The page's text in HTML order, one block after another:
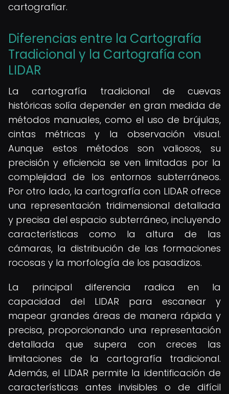
cartografiar.
Diferencias entre la Cartografía
Tradicional y la Cartografía con
LIDAR
La cartografía tradicional de cuevas
históricas solía depender en gran medida de
métodos manuales, como el uso de brújulas,
cintas métricas y la observación visual.
Aunque estos métodos son valiosos, su
precisión y eficiencia se ven limitadas por la
complejidad de los entornos subterráneos.
Por otro lado, la cartografía con LIDAR ofrece
una representación tridimensional detallada
y precisa del espacio subterráneo, incluyendo
características como la altura de las
cámaras, la distribución de las formaciones
rocosas y la morfología de los pasadizos.
La principal diferencia radica en la
capacidad del LIDAR para escanear y
mapear grandes áreas de manera rápida y
precisa, proporcionando una representación
detallada que supera con creces las
limitaciones de la cartografía tradicional.
Además, el LIDAR permite la identificación de
características antes invisibles o de difícil